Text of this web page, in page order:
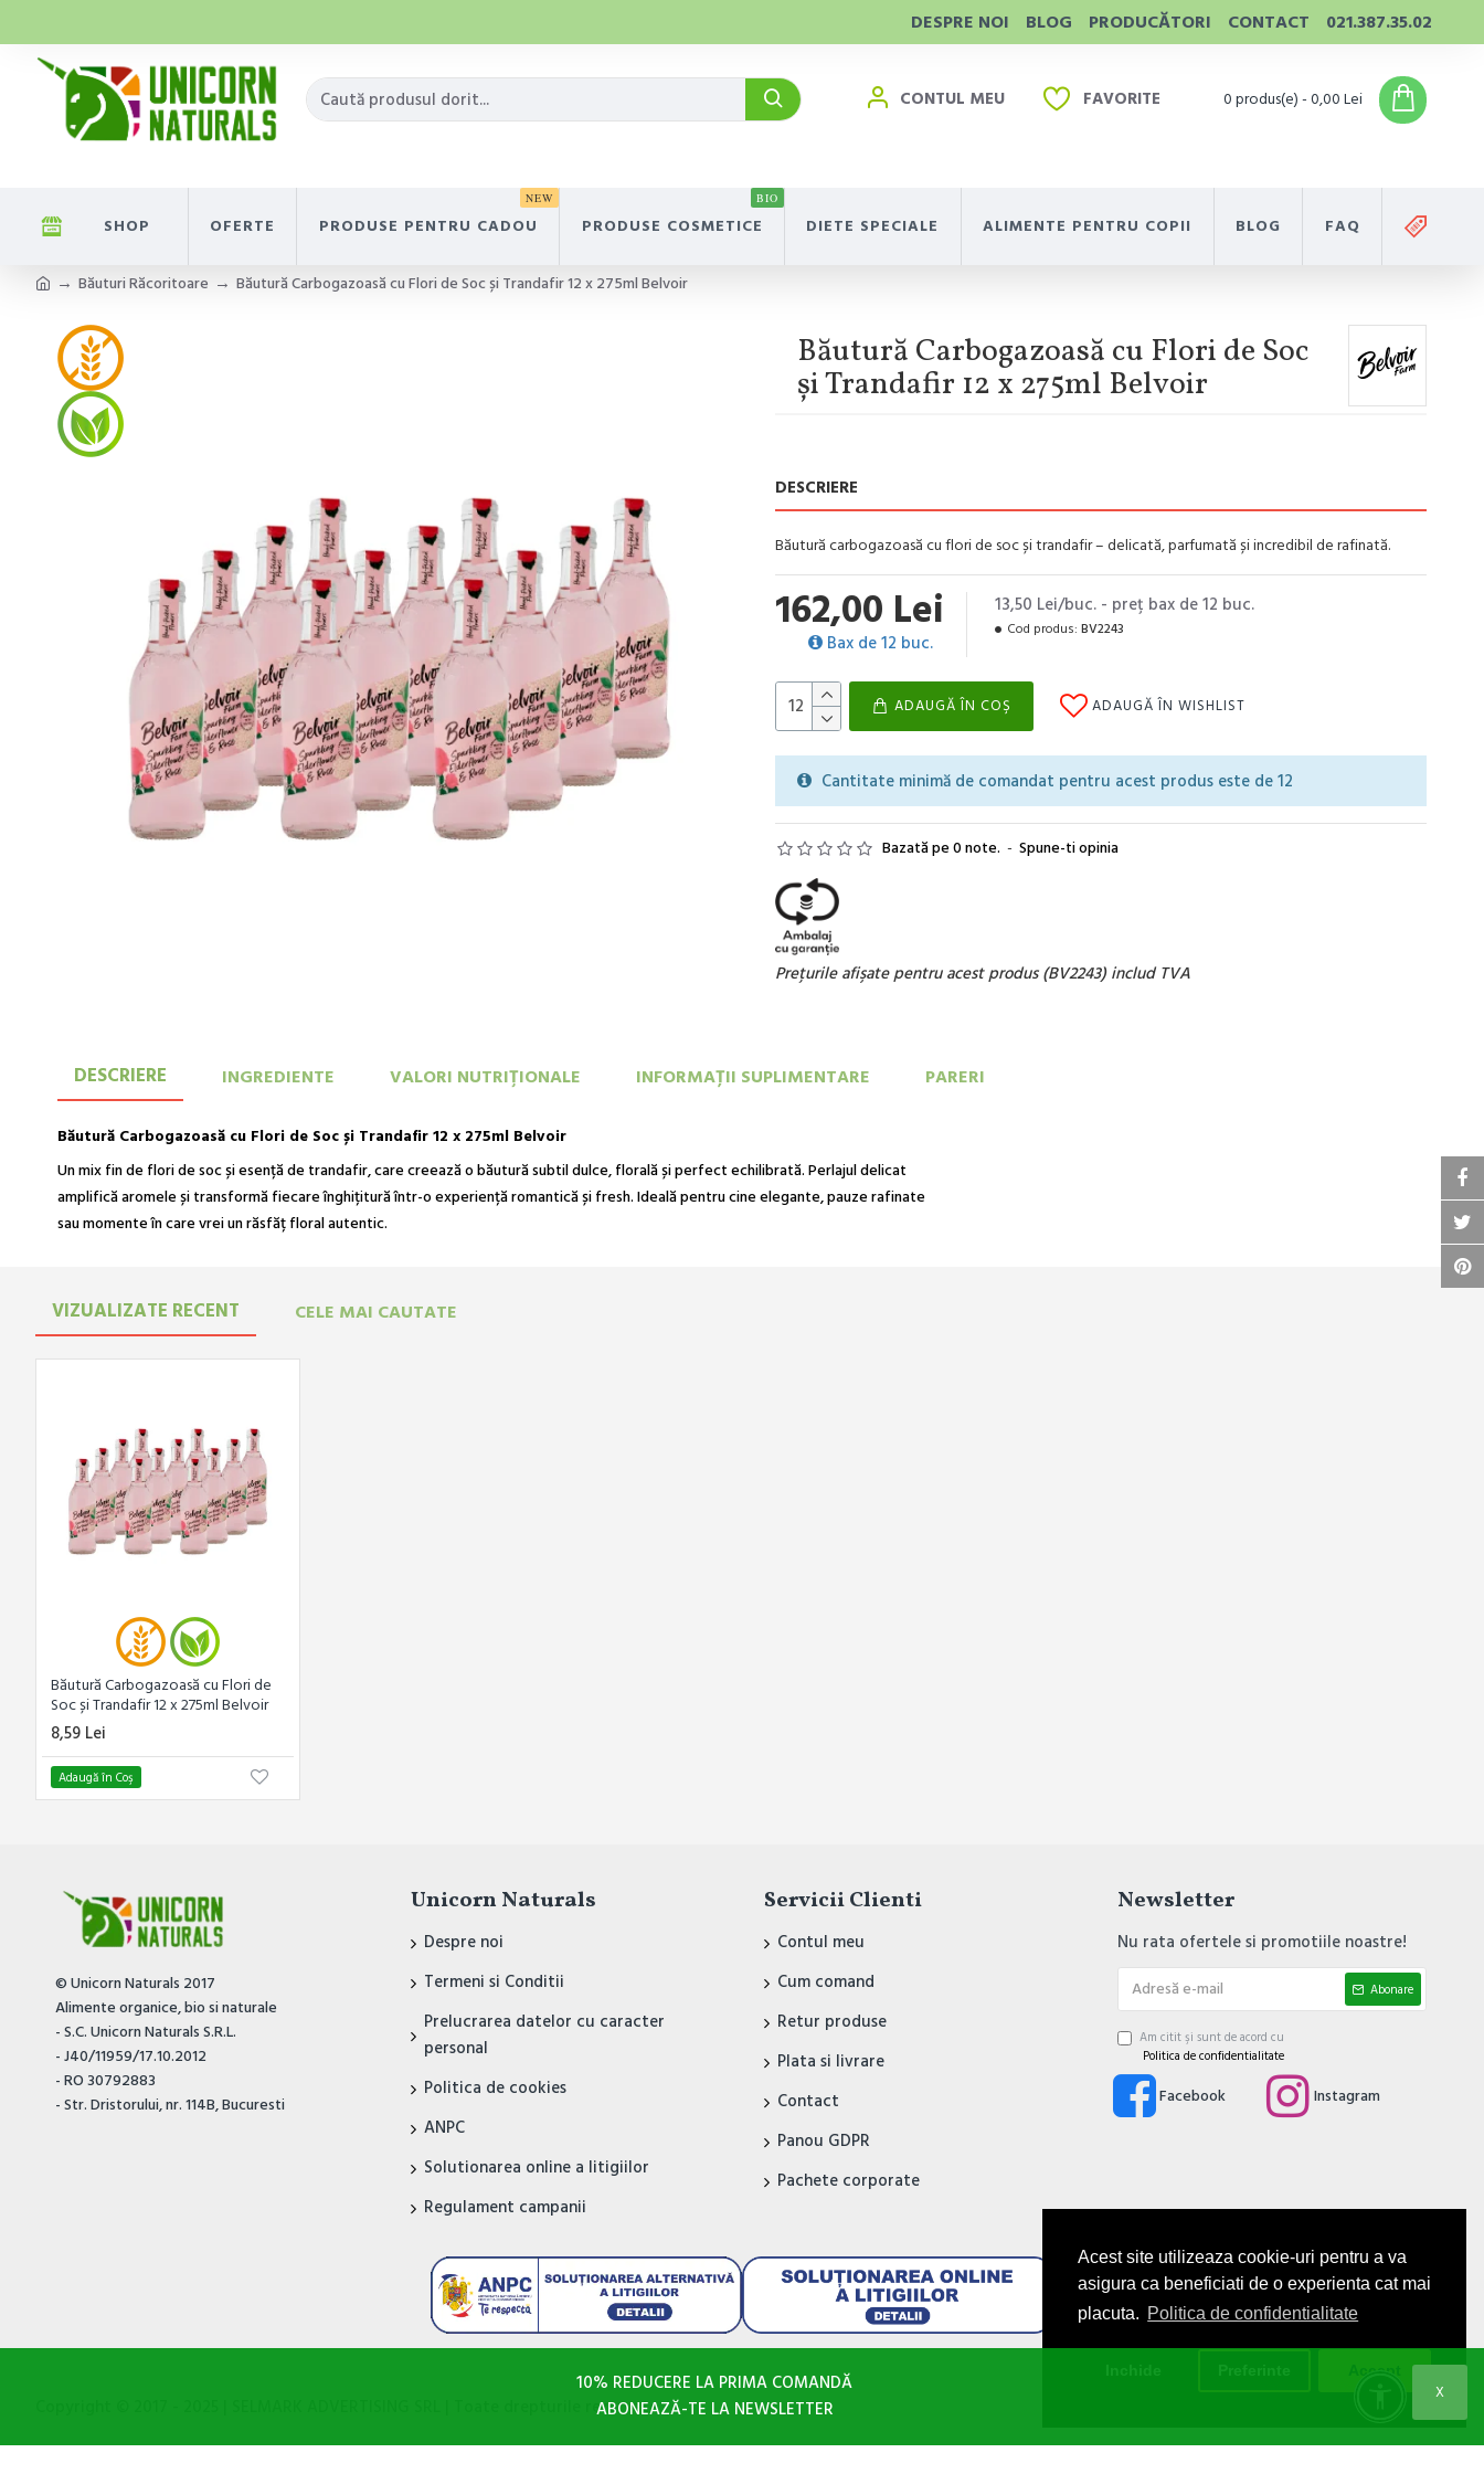
Acest site utilizeaza cookie-uri pentru a va
asigura ca beneficiati de o experienta cat mai
placuta. Politica de confidentialitate
DESPRE NOI BLOG PRODUCĂTORI CONTACT 021.387.35.02
CONTUL MEU FAVORITE 0 produs(e) - 0,00 Lei
SHOP OFERTE PRODUSE PENTRU CADOU
NEW
PRODUSE COSMETICE
BIO
DIETE SPECIALE ALIMENTE PENTRU COPII BLOG FAQ
Băuturi Răcoritoare Băutură Carbogazoasă cu Flori de Soc și Trandafir 12 x 275ml Belvoir
Băutură Carbogazoasă cu Flori de Soc
și Trandafir 12 x 275ml Belvoir
Bazată pe 0 note. - Spune-ti opinia
DESCRIERE
Băutură carbogazoasă cu flori de soc și trandafir – delicată, parfumată și incredibil de rafinată.
162,00 Lei
Bax de 12 buc.
13,50 Lei/buc. - preţ bax de 12 buc.
Cod produs: BV2243
ADAUGĂ ÎN COŞ ADAUGĂ ÎN WISHLIST
Cantitate minimă de comandat pentru acest produs este de 12
Preţurile afişate pentru acest produs (BV2243) includ TVA
DESCRIERE INGREDIENTE VALORI NUTRIŢIONALE INFORMAȚII SUPLIMENTARE PARERI
Băutură Carbogazoasă cu Flori de Soc și Trandafir 12 x 275ml Belvoir
Un mix fin de flori de soc și esență de trandafir, care creează o băutură subtil dulce, florală și perfect echilibrată. Perlajul delicat
amplifică aromele și transformă fiecare înghițitură într-o experiență romantică și fresh. Ideală pentru cine elegante, pauze rafinate
sau momente în care vrei un răsfăț floral autentic.
VIZUALIZATE RECENT CELE MAI CAUTATE
Băutură Carbogazoasă cu Flori de
Soc și Trandafir 12 x 275ml Belvoir
8,59 Lei
Adaugă în Coş
© Unicorn Naturals 2017
Alimente organice, bio si naturale
- S.C. Unicorn Naturals S.R.L.
- J40/11959/17.10.2012
- RO 30792883
- Str. Dristorului, nr. 114B, Bucuresti
Unicorn Naturals
Despre noi
Termeni si Conditii
Prelucrarea datelor cu caracter
personal
Politica de cookies
ANPC
Solutionarea online a litigiilor
Regulament campanii
Servicii Clienti
Contul meu
Cum comand
Retur produse
Plata si livrare
Contact
Panou GDPR
Pachete corporate
Newsletter
Nu rata ofertele si promotiile noastre!
Abonare
Am citit şi sunt de acord cu
Politica de confidentialitate
Facebook Instagram
Copyright © 2017 - 2025 | SELMARK ADVERTISING SRL | Toate drepturile rezervate
X
10% REDUCERE LA PRIMA COMANDĂ
ABONEAZĂ-TE LA NEWSLETTER